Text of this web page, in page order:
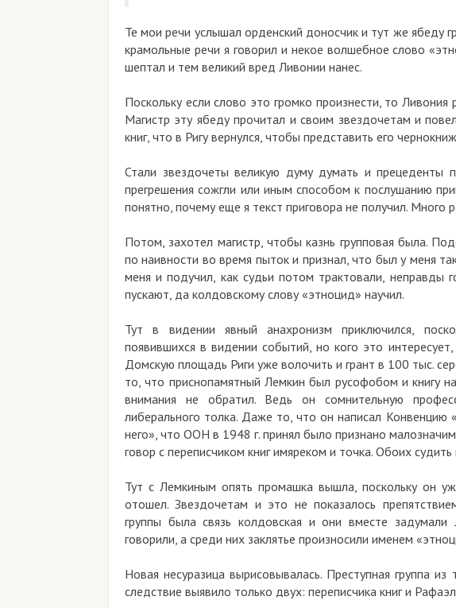
Те мои речи услышал орденский доносчик и тут же ябеду
крамольные речи я говорил и некое волшебное слово
шептал и тем великий вред Ливонии нанес.
Поскольку если слово это громко произнести, то Ливония
Магистр эту ябеду прочитал и своим звездочетам и
книг, что в Ригу вернулся, чтобы представить его
Стали звездочеты великую думу думать и прецеденты
прегрешения сожгли или иным способом к послушанию
понятно, почему еще я текст приговора не получил. Много
Потом, захотел магистр, чтобы казнь групповая была.
по наивности во время пыток и признал, что был у меня
меня и подучил, как судьи потом трактовали, неправды
пускают, да колдовскому слову «этноцид» научил.
Тут в видении явный анахронизм приключился,
появившихся в видении событий, но кого это
Домскую площадь Риги уже волочить и грант в 100 тыс.
то, что приснопамятный Лемкин был русофобом и книгу
внимания не обратил. Ведь он сомнительную
либерального толка. Даже то, что он написал Конвенцию
него», что ООН в 1948 г. принял было признано
говор с переписчиком книг имяреком и точка. Обоих
Тут с Лемкиным опять промашка вышла, поскольку он
отошел. Звездочетам и это не показалось
группы была связь колдовская и они вместе
говорили, а среди них заклятье произносили именем
Новая несуразица вырисовывалась. Преступная группа
следствие выявило только двух: переписчика книг и